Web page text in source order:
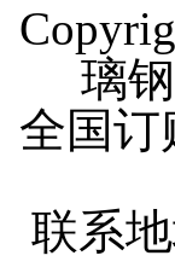
璃
全国订
联系